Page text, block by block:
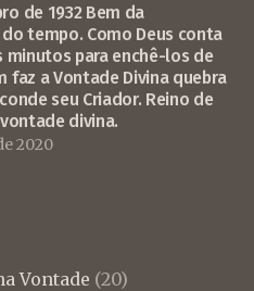
de 1932 Bem da
tempo. Como Deus conta
minutos para enchê-los de
faz a Vontade Divina quebra
seu Criador. Reino de
divina.
2020
Vontade (20)